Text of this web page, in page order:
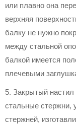
или плавно она
верхняя
балку не нужно
между стальной
балкой имеется
плечевыми
5. Закрытый
стальные стержни,
стержней,